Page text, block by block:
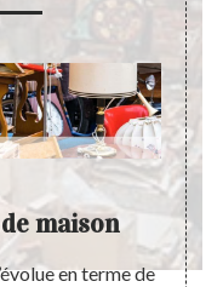
maison
en terme de